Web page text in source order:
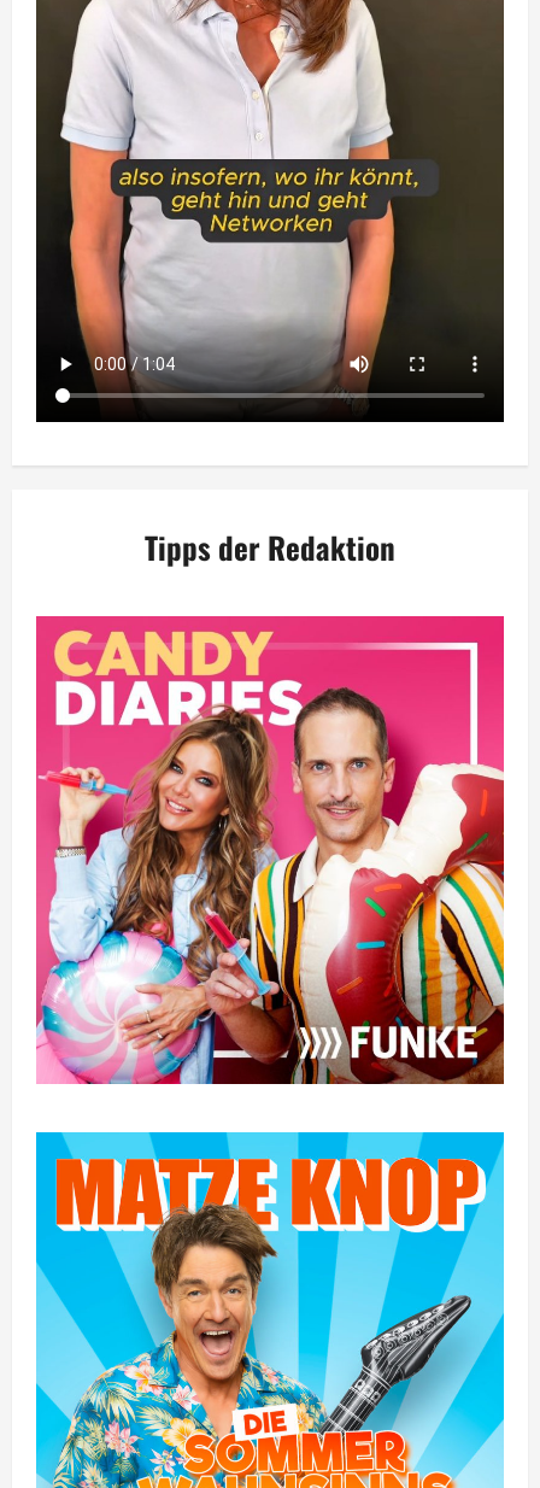
Tipps der Redaktion